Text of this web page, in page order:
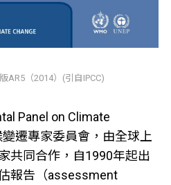
AR5（2014）(引自IPCC)
Panel on Climate
遷專家委員會，由全球上
共同合作，自1990年起出
報告（assessment